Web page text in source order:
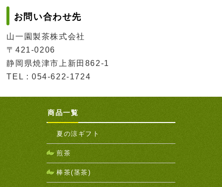
お問い合わせ先
山一園製茶株式会社
〒421-0206
静岡県焼津市上新田862-1
TEL : 054-622-1724
商品一覧
夏の涼ギフト
煎茶
棒茶(茎茶)